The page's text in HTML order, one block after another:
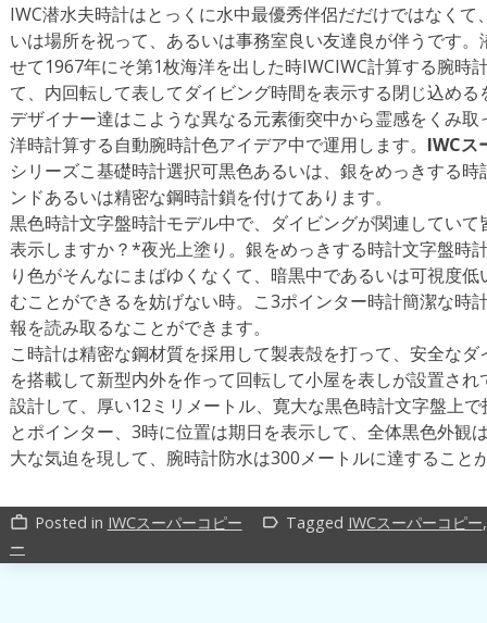
IWC潜水夫時計はとっくに水中最優秀伴侶だだけではなく
いは場所を祝って、あるいは事務室良い友達良が伴うです
せて1967年にそ第1枚海洋を出した時IWCIWC計算する腕時
て、内回転して表してダイビング時間を表示する閉じ込める
デザイナー達はこような異なる元素衝突中から霊感をくみ
洋時計算する自動腕時計色アイデア中で運用します。 IWCス
シリーズこ基礎時計選択可黒色あるいは、銀をめっきする
ンドあるいは精密な鋼時計鎖を付けてあります。
黒色時計文字盤時計モデル中で、ダイビングが関連してい
表示しますか？*夜光上塗り。銀をめっきする時計文字盤時
り色がそんなにまばゆくなくて、暗黒中であるいは可視度
むことができるを妨げない時。こ3ポインター時計簡潔な時
報を読み取るなことができます。
こ時計は精密な鋼材質を採用して製表殻を打って、安全な
を搭載して新型内外を作って回転して小屋を表しが設置さ
設計して、厚い12ミリメートル、寛大な黒色時計文字盤上
とポインター、3時に位置は期日を表示して、全体黒色外観
大な気迫を現して、腕時計防水は300メートルに達すること
work_outline Posted in IWCスーパーコピー label_outline Tagged IWCスーパーコピー
ー